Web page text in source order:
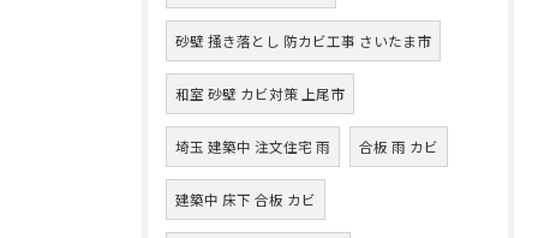
砂壁 掻き落とし 防カビ工事 さいたま市
和室 砂壁 カビ対策 上尾市
埼玉 建築中 注文住宅 雨 合板 雨 カビ
建築中 床下 合板 カビ